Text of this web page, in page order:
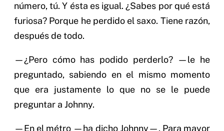
número, tú. Y ésta es igual. ¿Sabes por qué está
furiosa? Porque he perdido el saxo. Tiene razón,
después de todo.
—¿Pero cómo has podido perderlo? —le he
preguntado, sabiendo en el mismo momento
que era justamente lo que no se le puede
preguntar a Johnny.
—En el métro —ha dicho Johnny—. Para mayor